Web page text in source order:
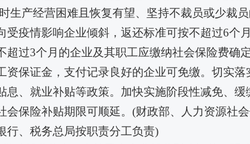
生产经营困难且恢复有望、坚持不裁员或少裁
受疫情影响企业倾斜，返还标准可按不超过6个
超过3个月的企业及其职工应缴纳社会保险费确
资保证金，支付记录良好的企业可免缴。切实
息、就业补贴等政策。加快实施阶段性减免、
会保险补贴期限可顺延。(财政部、人力资源社
行、税务总局按职责分工负责)